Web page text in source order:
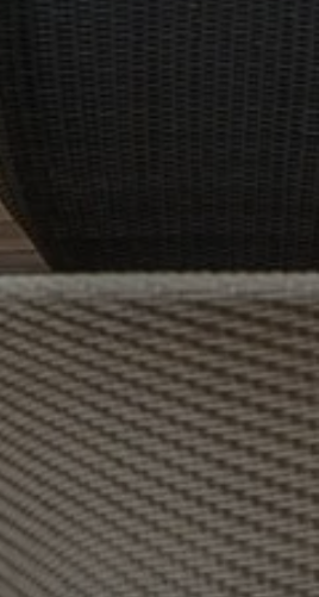
4 94 79 96 97
Pont Royal - RN7, 13370
- France
4 94 79 96 97